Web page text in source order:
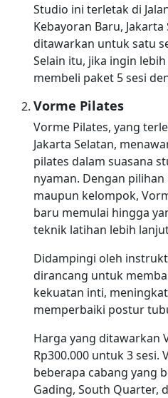
Studio ini terletak di
Kebayoran Baru,
ditawarkan untuk satu
Selain itu, jika ingin
membeli paket 5 sesi
Vorme Pilates
Vorme Pilates, yang
Jakarta Selatan,
pilates dalam suasana
nyaman. Dengan
maupun kelompok,
baru memulai hingga
teknik latihan lebih
Didampingi oleh
dirancang untuk
kekuatan inti,
memperbaiki postur
Harga yang ditawarkan
Rp300.000 untuk 3 sesi.
beberapa cabang yang
Gading, South Quarter,